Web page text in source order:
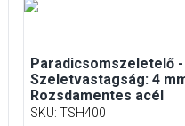
Paradicsomszeletelő -
Szeletvastagság: 4
Rozsdamentes acél
SKU: TSH400